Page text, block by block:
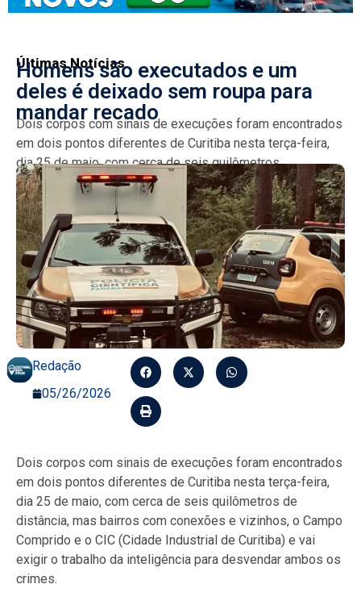
Últimas Notícias
Homens são executados e um
deles é deixado sem roupa para
mandar recado
Dois corpos com sinais de execuções foram encontrados
em dois pontos diferentes de Curitiba nesta terça-feira,
dia 25 de maio, com cerca de seis quilômetros...
Redação
05/26/2026
Dois corpos com sinais de execuções foram encontrados
em dois pontos diferentes de Curitiba nesta terça-feira,
dia 25 de maio, com cerca de seis quilômetros de
distância, mas bairros com conexões e vizinhos, o Campo
Comprido e o CIC (Cidade Industrial de Curitiba) e vai
exigir o trabalho da inteligência para desvendar ambos os
crimes.